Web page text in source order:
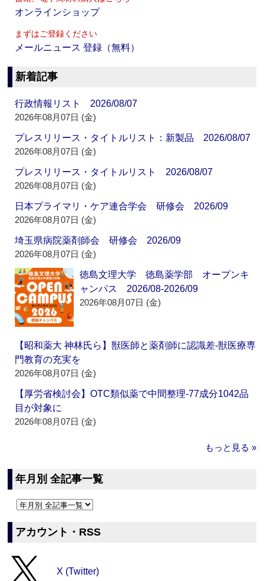
オンラインショップ
まずはご登録ください
メールニュース 登録（無料）
新着記事
行政情報リスト 2026/08/07
2026年08月07日 (金)
プレスリリース・タイトルリスト：新製品 2026/08/07
2026年08月07日 (金)
プレスリリース・タイトルリスト 2026/08/07
2026年08月07日 (金)
日本プライマリ・ケア連合学会 研修会 2026/09
2026年08月07日 (金)
埼玉県病院薬剤師会 研修会 2026/09
2026年08月07日 (金)
徳島文理大学 徳島薬学部 オープンキ
ャンパス 2026/08-2026/09
2026年08月07日 (金)
【昭和薬大 神林氏ら】獣医師と薬剤師に認識差‐獣医療専
門教育の充実を
2026年08月07日 (金)
【厚労省検討会】OTC類似薬で中間整理‐77成分1042品
目が対象に
2026年08月07日 (金)
もっと見る »
年月別 全記事一覧
アカウント・RSS
X (Twitter)